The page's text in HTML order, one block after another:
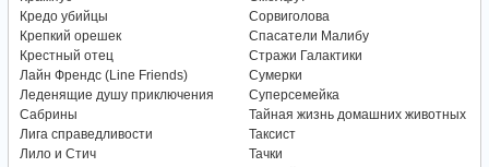
Кредо убийцы
Крепкий орешек
Крестный отец
Лайн Френдс (Line Friends)
Леденящие душу приключения
Сабрины
Лига справедливости
Лило и Стич
Сорвиголова
Спасатели Малибу
Стражи Галактики
Сумерки
Суперсемейка
Тайная жизнь домашних животных
Таксист
Тачки